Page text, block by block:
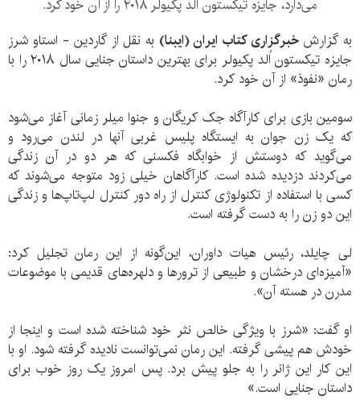
می‌دارد، جایزه تیکستون اُلد پکیولر ۲۰۱۸ را از آن خود کرد.
به گزارشخبرگزاری کتاب ایران (ایبنا) به نقل از گاردین - استاو شرز
جایزه تیکستون اُلد پکیولر برای بهترین داستان جنایی سال ۲۰۱۸ را با
رمان «نفوذ» از آن خود کرد.
سومین بازی برای کارآگاه جک کریگان و جنوا میلر زمانی آغاز می‌شود
که یک زن جوان به ایستگاه پلیس غربی آنها در لندن می‌رود و
می‌گوید که دوستش از خوابگاه فکسنی که هر دو در آن زندگی
می‌کردند دزدیده شده است. کارآگاهان خیلی زود متوجه می‌شوند که
کسی با استفاده از تکنولوژی کنترل از راه دور کنترل لپ‌تاپ‌ها و زندگی
این دو زن را به دست گرفته است.
لی چایلد، رئیس هیات داوران، این‌گونه از این رمان تجلیل کرد:
«آمیزه‌ای درخشان و طبیعی از ترورها و دلهره‌های قدیمی با موضوعات
مدرن در هسته آن».
او گفت: «شرز با ویژگی خالص نثر خود شناخته شده است و اینجا از
خودش هم پیشی گرفته. این رمان نمی‌توانست نادیده گرفته شود. او با
این کار این ژانر را به جلو پیش برد. پس امروز یک روز خوب برای
داستان جنایی است.»